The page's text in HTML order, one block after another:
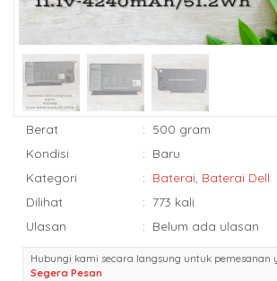
Berat : 500 gram
Kondisi
: Baru
Kategori
: Baterai, Baterai Dell
Dilihat
: 773 kali
Ulasan
: Belum ada ulasan
Hubungi kami secara langsung untuk pemesanan
Segera Pesan